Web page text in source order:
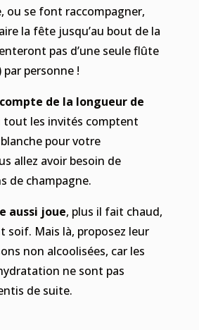
ou se font raccompagner,
la fête jusqu’au bout de la
pas d’une seule flûte
par personne !
de la longueur de
tout les invités comptent
pour votre
allez avoir besoin de
de champagne.
aussi joue, plus il fait chaud,
soif. Mais là, proposez leur
non alcoolisées, car les
ne sont pas
de suite.